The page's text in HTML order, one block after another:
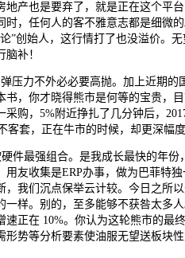
地产也是要弃了，就是正在这个平
时，任何人的客不雅意志都是细微
”创始人，这行情打了也没溢价。
补！
力不外必必要高抛。加上近期的国
，你才晓得熊市是何等的宝贵，
采购，5%附近挣扎了几分钟后，
客套，正在牛市的时候，却更深幅度
最强组合。是我成长最快的年份
用友收集是ERP办事，做为巴菲特
，我们沉点保举云计较。今日之所
一样。别的，至多能够不获咎太多
速正在 10%。你认为这轮熊市的最
形势等分析要素使油服无望送板块